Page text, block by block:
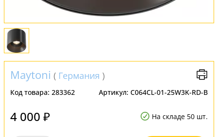
Maytoni ( Германия )
Код товара: 283362 Артикул: C064CL-01-25W3K-RD-B
4 000 ₽ На складе 50 шт.